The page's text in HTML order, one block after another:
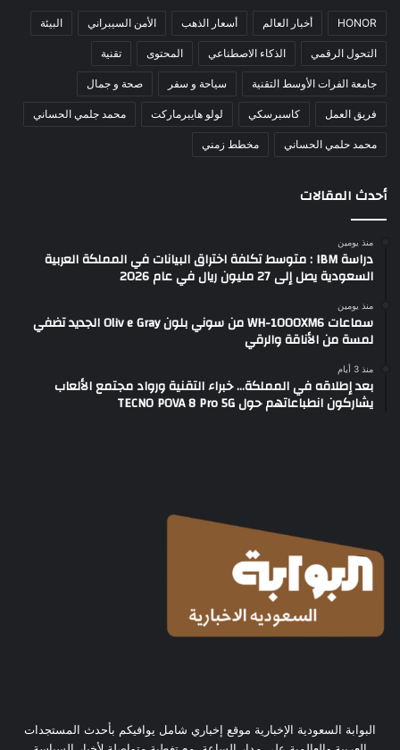
HONOR أخبار العالم أسعار الذهب الأمن السيبراني البيئة
التحول الرقمي الذكاء الاصطناعي المحتوى تقنية
جامعة الفرات الأوسط التقنية سياحة و سفر صحة و جمال
فريق العمل كاسبرسكي لولو هايبرماركت محمد جلمي الحساني
محمد حلمي الحساني مخطط زمني
أحدث المقالات
منذ يومين
دراسة IBM : متوسط تكلفة اختراق البيانات في المملكة العربية
السعودية يصل إلى 27 مليون ريال في عام 2026
منذ يومين
سماعات WH-1000XM6 من سوني بلون Oliv e Gray الجديد تضفي
لمسة من الأناقة والرقي
منذ 3 أيام
بعد إطلاقه في المملكة… خبراء التقنية ورواد مجتمع الألعاب
يشاركون انطباعاتهم حول TECNO POVA 8 Pro 5G
البوابة السعودية الإخبارية موقع إخباري شامل يوافيكم بأحدث المستجدات